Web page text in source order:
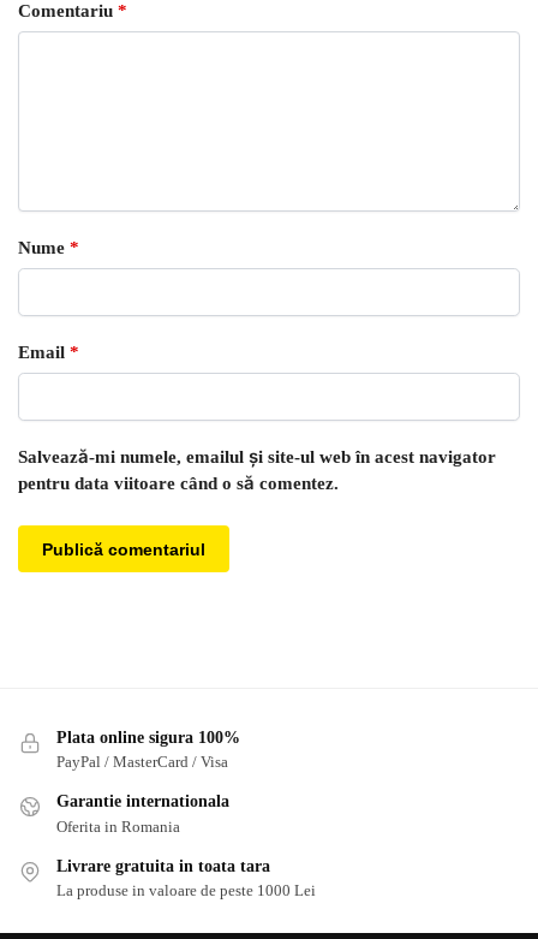
Comentariu *
Nume *
Email *
Salvează-mi numele, emailul și site-ul web în acest navigator
pentru data viitoare când o să comentez.
Plata online sigura 100%
PayPal / MasterCard / Visa
Garantie internationala
Oferita in Romania
Livrare gratuita in toata tara
La produse in valoare de peste 1000 Lei